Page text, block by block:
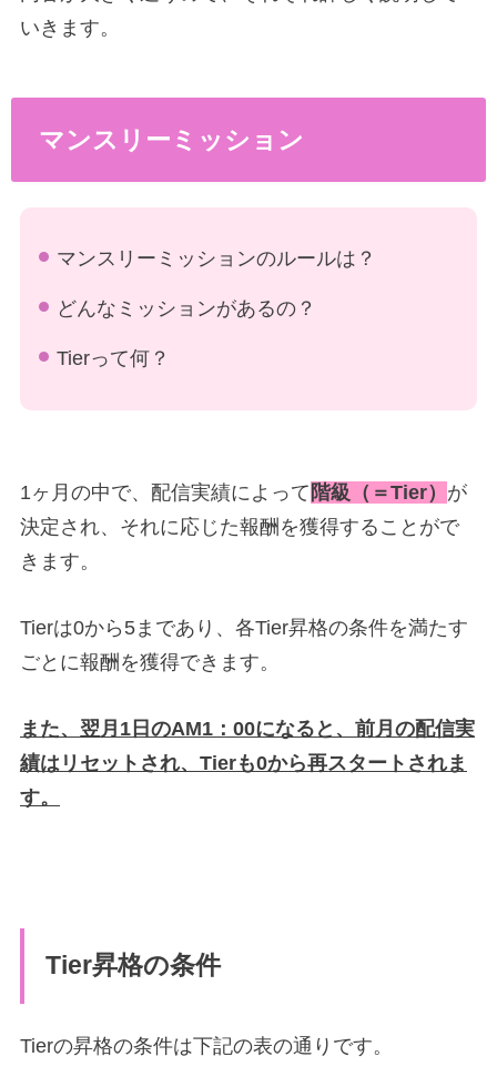
いきます。
マンスリーミッション
マンスリーミッションのルールは？
どんなミッションがあるの？
Tierって何？
1ヶ月の中で、配信実績によって 階級（＝Tier） が
決定され、それに応じた報酬を獲得することがで
きます。
Tierは0から5まであり、各Tier昇格の条件を満たす
ごとに報酬を獲得できます。
また、翌月1日のAM1：00になると、前月の配信実
績はリセットされ、Tierも0から再スタートされま
す。
Tier昇格の条件
Tierの昇格の条件は下記の表の通りです。